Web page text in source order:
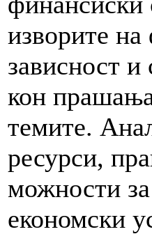
изворите
зависност
кон
темите.
ресурси,
можности
економски